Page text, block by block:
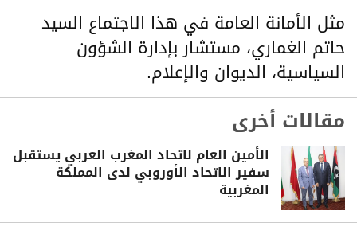
مثل الأمانة العامة في هذا الاجتماع السيد
حاتم الغماري، مستشار بإدارة الشؤون
السياسية، الديوان والإعلام.
مقالات أخرى
الأمين العام لاتحاد المغرب العربي يستقبل
سفير الاتحاد الأوروبي لدى المملكة
المغربية